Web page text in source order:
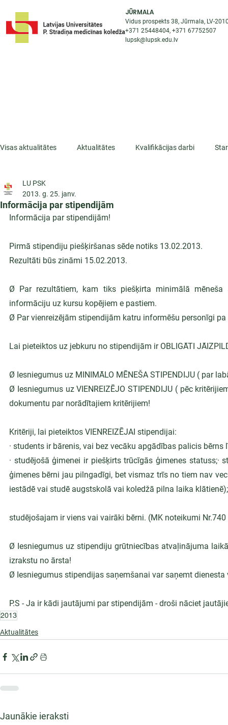
JŪRMALA
Vidus prospekts 38, Jūrmala, LV-
+371 25448404, +371 67752507
lupsk@lupsk.edu.lv
Visas aktualitātes Aktualitātes Kvalifikācijas darbi
ESF projekti
Informācija par stipendijām
LU PSK
2013. g. 25. janv.
Informācija par stipendijām!
Pirmā stipendiju piešķiršanas sēde notiks 13.02.2013.
Rezultāti būs zināmi 15.02.2013.
Ø Par rezultātiem, kam tiks piešķirta minimālā
informāciju uz kursu kopējiem e pastiem.
Ø Par vienreizējām stipendijām katru informēšu personīgi
Lai pieteiktos uz jebkuru no stipendijām ir OBLIGĀTI
Ø Iesniegumus uz MINIMĀLO MĒNEŠA STIPENDIJU ( par
Ø Iesniegumus uz VIENREIZĒJO STIPENDIJU ( pēc
dokumentu par norādītajiem kritērijiem!
Kritēriji, lai pieteiktos VIENREIZĒJAI stipendijai:
· students ir bārenis, vai bez vecāku apgādības palicis
· studējošā ģimenei ir piešķirts trūcīgās ģimenes
ģimenes bērni jau pilngadīgi, bet vismaz trīs no tiem nav
iestādē vai studē augstskolā vai koledžā pilna laika klātienē);
studējošajam ir viens vai vairāki bērni. (MK noteikumi
Ø Iesniegumus uz stipendiju grūtniecības atvaļinājuma
izrakstu no ārsta!
Ø Iesniegumus stipendijas saņemšanai var saņemt
P.S - Ja ir kādi jautājumi par stipendijām - droši nāciet
2013
Aktualitātes
Jaunākie ieraksti